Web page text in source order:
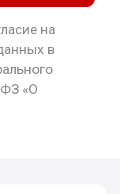
на
в
«О